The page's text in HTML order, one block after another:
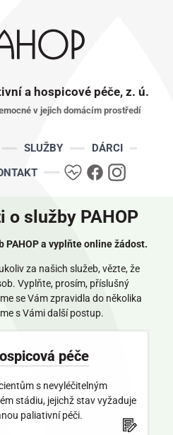
a hospicové péče, z. ú.
v jejich domácím prostředí
SLUŽBY
DÁRCI
DA FB IG
o služby PAHOP
PAHOP a vyplňte online žádost.
za našich služeb, vězte, že
Vyplňte, prosím, příslušný
se Vám zpravidla do několika
s Vámi další postup.
péče
s nevyléčitelným
stádiu, jejichž stav vyžaduje
paliativní péči.